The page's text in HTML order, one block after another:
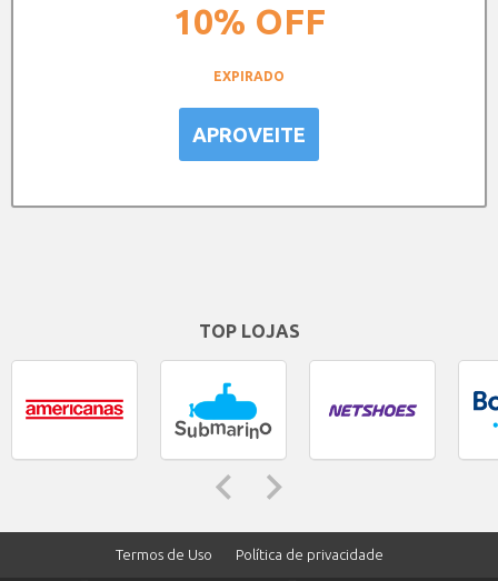
10% OFF
EXPIRADO
APROVEITE
TOP LOJAS
Termos de Uso Política de privacidade